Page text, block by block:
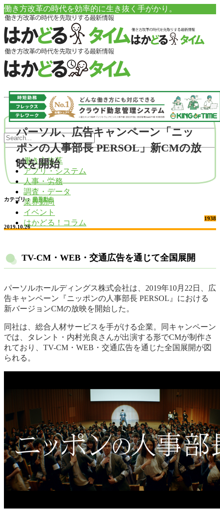
働き方改革の時代を効率的に生き抜く手がかり。
働き方改革
アプリ・システム
人事・労務
調査・データ
業界動向
イベント
はかどる！コラム
パーソル、広告キャンペーン「ニッ
ポンの人事部長 PERSOL」新CMの放
映を開始
カテゴリ： 業界動向
1938
2019.10.26
TV-CM・WEB・交通広告を通じて全国展開
パーソルホールディングス株式会社は、2019年10月22日、広
告キャンペーン『ニッポンの人事部長 PERSOL』における
新バージョンCMの放映を開始した。
同社は、総合人材サービスを手がける企業。同キャンペーン
では、タレント・内村光良さんが出演する形でCMが制作さ
れており、TV-CM・WEB・交通広告を通じた全国展開が図
られる。